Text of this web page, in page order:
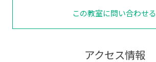
この教室に問い合わせる
アクセス情報